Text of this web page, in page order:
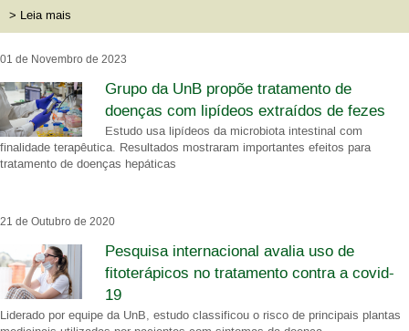
> Leia mais
01 de Novembro de 2023
Grupo da UnB propõe tratamento de
doenças com lipídeos extraídos de fezes
Estudo usa lipídeos da microbiota intestinal com
finalidade terapêutica. Resultados mostraram importantes efeitos para
tratamento de doenças hepáticas
21 de Outubro de 2020
Pesquisa internacional avalia uso de
fitoterápicos no tratamento contra a covid-
19
Liderado por equipe da UnB, estudo classificou o risco de principais plantas